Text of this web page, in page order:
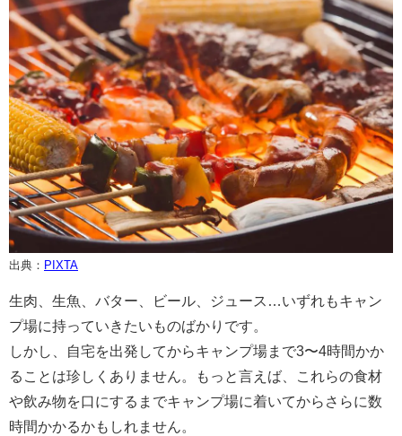
出典： PIXTA
生肉、生魚、バター、ビール、ジュース…いずれもキャン
プ場に持っていきたいものばかりです。
しかし、自宅を出発してからキャンプ場まで3〜4時間かか
ることは珍しくありません。もっと言えば、これらの食材
や飲み物を口にするまでキャンプ場に着いてからさらに数
時間かかるかもしれません。